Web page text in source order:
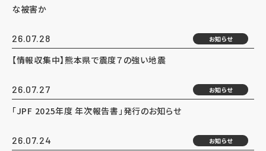
な被害か
26.07.28 お知らせ
【情報収集中】熊本県で震度７の強い地震
26.07.27 お知らせ
「JPF 2025年度 年次報告書」発行のお知らせ
26.07.24 お知らせ